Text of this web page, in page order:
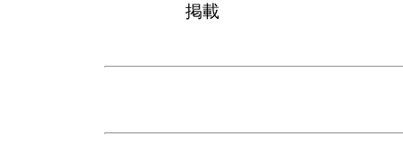
掲載